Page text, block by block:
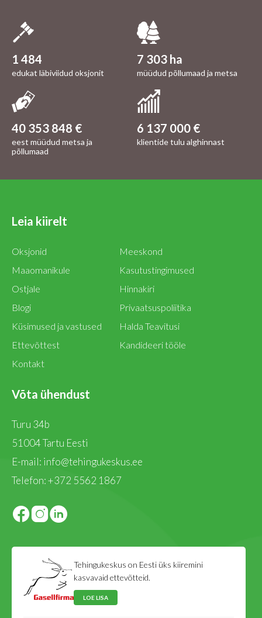
1 484
edukat läbiviidud oksjonit
7 303 ha
müüdud põllumaad ja metsa
40 353 848 €
eest müüdud metsa ja
põllumaad
6 137 000 €
klientide tulu alghinnast
Leia kiirelt
Oksjonid
Maaomanikule
Ostjale
Blogi
Küsimused ja vastused
Ettevõttest
Kontakt
Meeskond
Kasutustingimused
Hinnakiri
Privaatsuspoliitika
Halda Teavitusi
Kandideeri tööle
Võta ühendust
Turu 34b
51004 Tartu Eesti
E-mail: info@tehingukeskus.ee
Telefon:+372 5562 1867
Tehingukeskus on Eesti üks kiiremini
kasvavaid ettevõtteid.
LOE LISA